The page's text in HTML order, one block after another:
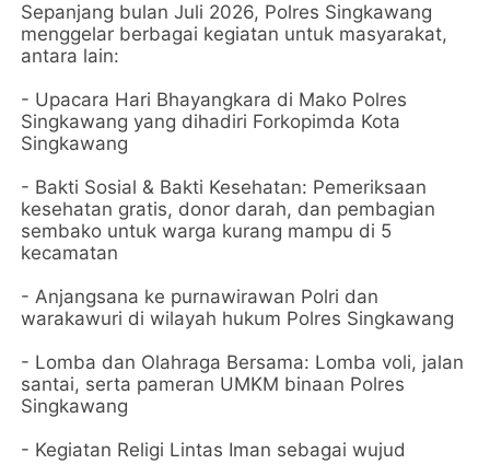
Sepanjang bulan Juli 2026, Polres Singkawang
menggelar berbagai kegiatan untuk masyarakat,
antara lain:
- Upacara Hari Bhayangkara di Mako Polres
Singkawang yang dihadiri Forkopimda Kota
Singkawang
- Bakti Sosial & Bakti Kesehatan: Pemeriksaan
kesehatan gratis, donor darah, dan pembagian
sembako untuk warga kurang mampu di 5
kecamatan
- Anjangsana ke purnawirawan Polri dan
warakawuri di wilayah hukum Polres Singkawang
- Lomba dan Olahraga Bersama: Lomba voli, jalan
santai, serta pameran UMKM binaan Polres
Singkawang
- Kegiatan Religi Lintas Iman sebagai wujud